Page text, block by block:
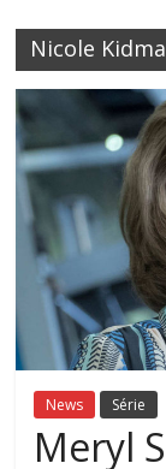
Nicole
News Série
Meryl